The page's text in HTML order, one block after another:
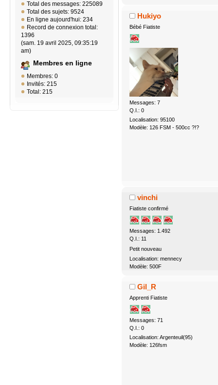
Total des messages: 225089
Total des sujets: 9524
En ligne aujourd'hui: 234
Record de connexion total:
1396
(sam. 19 avril 2025, 09:35:19
am)
Membres en ligne
Membres: 0
Invités: 215
Total: 215
Hukiyo
Bébé Fiatiste
Messages: 7
Q.I.: 0
Localisation: 95100
Modèle: 126 FSM - 500cc ?!?
vinchi
Fiatiste confirmé
Messages: 1.492
Q.I.: 11
Petit nouveau
Localisation: mennecy
Modèle: 500F
Gil_R
Apprenti Fiatiste
Messages: 71
Q.I.: 0
Localisation: Argenteuil(95)
Modèle: 126fsm